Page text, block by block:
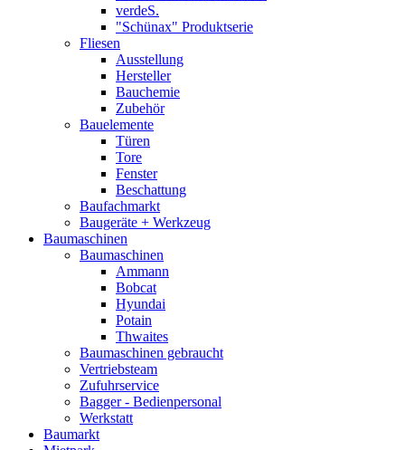
verdeS.
"Schünax" Produktserie
Fliesen
Ausstellung
Hersteller
Bauchemie
Zubehör
Bauelemente
Türen
Tore
Fenster
Beschattung
Baufachmarkt
Baugeräte + Werkzeug
Baumaschinen
Baumaschinen
Ammann
Bobcat
Hyundai
Potain
Thwaites
Baumaschinen gebraucht
Vertriebsteam
Zufuhrservice
Bagger - Bedienpersonal
Werkstatt
Baumarkt